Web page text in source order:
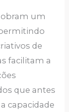
um
de
facilitam a
que antes
capacidade